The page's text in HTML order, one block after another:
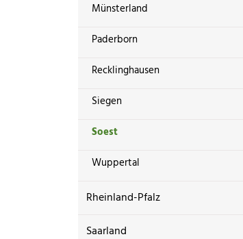
Münsterland
Paderborn
Recklinghausen
Siegen
Soest
Wuppertal
Rheinland-Pfalz
Saarland